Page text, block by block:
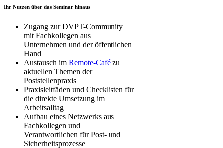
Ihr Nutzen über das Seminar hinaus
Zugang zur DVPT-Community
mit Fachkollegen aus
Unternehmen und der öffentlichen
Hand
Austausch im Remote-Café zu
aktuellen Themen der
Poststellenpraxis
Praxisleitfäden und Checklisten für
die direkte Umsetzung im
Arbeitsalltag
Aufbau eines Netzwerks aus
Fachkollegen und
Verantwortlichen für Post- und
Sicherheitsprozesse